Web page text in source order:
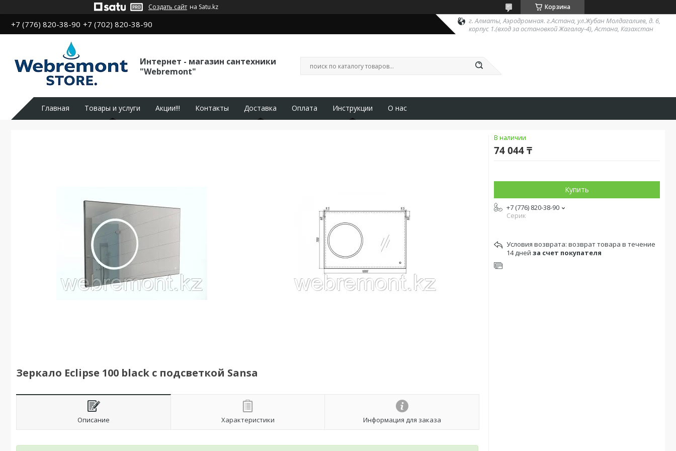
Создать сайт на Satu.kz Корзина
+7 (776) 820-38-90 +7 (702) 820-38-90
г. Алматы, Аэродромная. г.Астана, ул.Жубан Молдагалиев, д. 6,
корпус 1.(вход за остановкой Жагалау-4), Астана, Казахстан
Интернет - магазин сантехники
"Webremont"
Главная Товары и услуги Акции!!! Контакты Доставка Оплата Инструкции О нас
Зеркало Eclipse 100 black с подсветкой Sansa
Описание Характеристики Информация для заказа
В наличии
74 044 ₸
Купить
+7 (776) 820-38-90
Серик
возврат товара в течение
14 дней за счет покупателя